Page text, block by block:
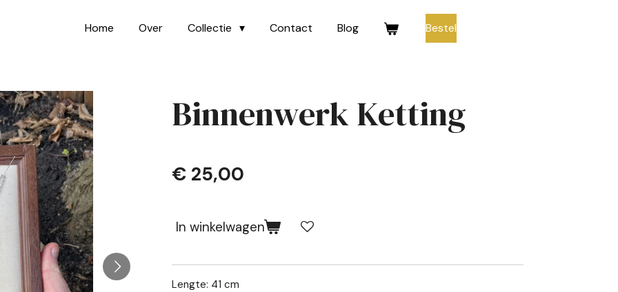
Home Over Collectie Contact Blog Bestel
Binnenwerk Ketting
€ 25,00
In winkelwagen
Lengte: 41 cm